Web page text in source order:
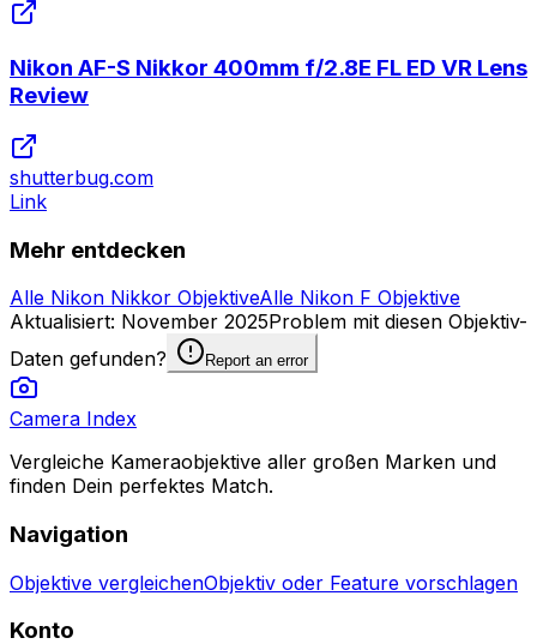
Nikon AF-S Nikkor 400mm f/2.8E FL ED VR Lens
Review
shutterbug.com
Link
Mehr entdecken
Alle Nikon Nikkor ObjektiveAlle Nikon F Objektive
Aktualisiert: November 2025Problem mit diesen Objektiv-
Daten gefunden?
Report an error
Camera Index
Vergleiche Kameraobjektive aller großen Marken und
finden Dein perfektes Match.
Navigation
Objektive vergleichenObjektiv oder Feature vorschlagen
Konto